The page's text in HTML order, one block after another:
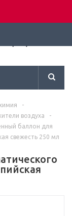
-
воздуха
-
баллон для
свежесть 250 мл